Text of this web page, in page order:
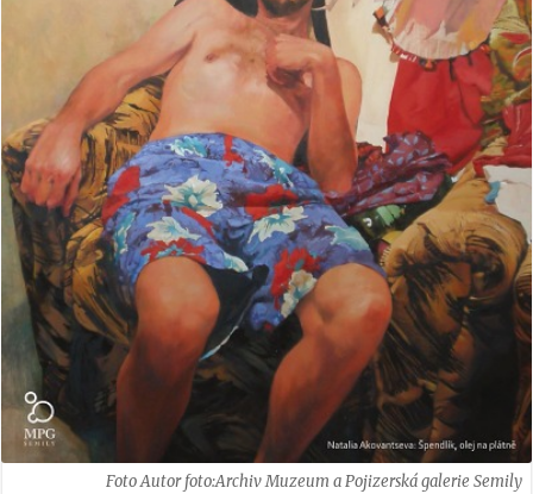
Autor foto:Archiv Muzeum a Pojizerská galerie Semily